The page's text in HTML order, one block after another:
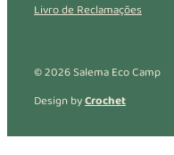
© 2026 Salema Eco Camp
Design byCrochet
Livro de Reclamações